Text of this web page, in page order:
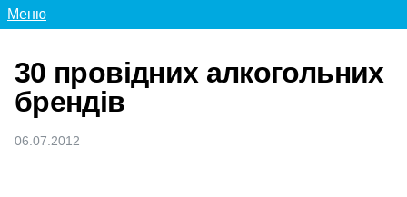
Меню
30 провідних алкогольних
брендів
06.07.2012